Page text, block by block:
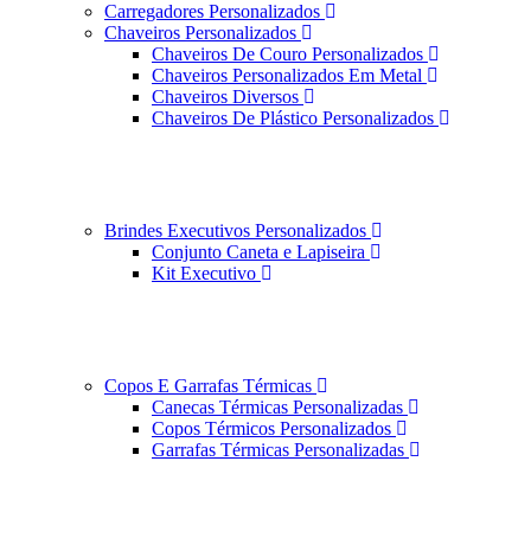
Carregadores Personalizados
Chaveiros Personalizados
Chaveiros De Couro Personalizados
Chaveiros Personalizados Em Metal
Chaveiros Diversos
Chaveiros De Plástico Personalizados
Brindes Executivos Personalizados
Conjunto Caneta e Lapiseira
Kit Executivo
Copos E Garrafas Térmicas
Canecas Térmicas Personalizadas
Copos Térmicos Personalizados
Garrafas Térmicas Personalizadas